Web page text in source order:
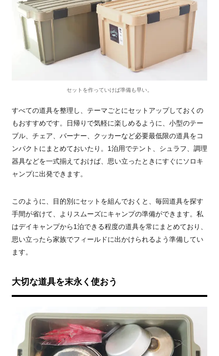
セットを作っていけば準備も早い。
すべての道具を整理し、テーマごとにセットアップしておくの
もおすすめです。日帰りで気軽に楽しめるように、小型のテー
ブル、チェア、バーナー、クッカーなど必要最低限の道具をコ
ンパクトにまとめておいたり。1泊用でテント、シュラフ、調理
器具などを一式揃えておけば、思い立ったときにすぐにソロキ
ャンプに出発できます。
このように、目的別にセットを組んでおくと、毎回道具を探す
手間が省けて、よりスムーズにキャンプの準備ができます。私
はデイキャンプから1泊できる程度の道具を常にまとめており、
思い立ったら家族でフィールドに出かけられるよう準備してい
ます。
大切な道具を末永く使おう